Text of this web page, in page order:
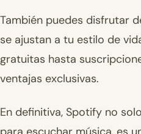
También puedes disfrutar
se ajustan a tu estilo de
gratuitas hasta
ventajas exclusivas.
En definitiva, Spotify no